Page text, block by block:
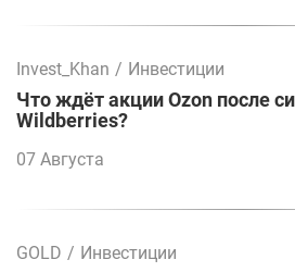
Invest_Khan / Инвестиции
Что ждёт акции Ozon после
Wildberries?
07 Августа
GOLD / Инвестиции